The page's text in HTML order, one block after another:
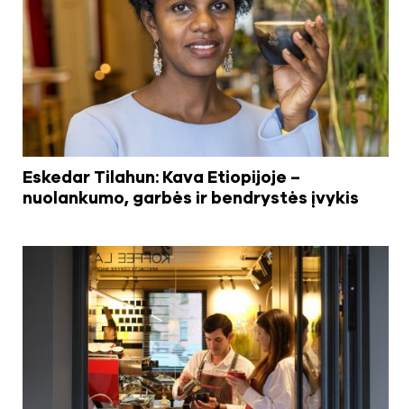
Eskedar Tilahun: Kava Etiopijoje –
nuolankumo, garbės ir bendrystės įvykis